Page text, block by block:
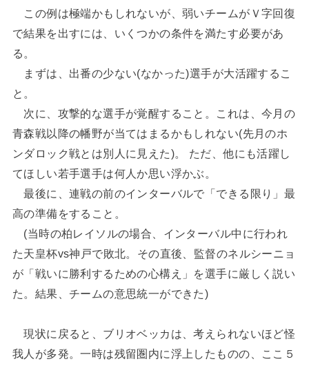
この例は極端かもしれないが、弱いチームがＶ字回復
で結果を出すには、いくつかの条件を満たす必要があ
る。
まずは、出番の少ない(なかった)選手が大活躍するこ
と。
次に、攻撃的な選手が覚醒すること。これは、今月の
青森戦以降の幡野が当てはまるかもしれない(先月のホ
ンダロック戦とは別人に見えた)。 ただ、他にも活躍し
てほしい若手選手は何人か思い浮かぶ。
最後に、連戦の前のインターバルで「できる限り」最
高の準備をすること。
(当時の柏レイソルの場合、インターバル中に行われ
た天皇杯vs神戸で敗北。その直後、監督のネルシーニョ
が「戦いに勝利するための心構え」を選手に厳しく説い
た。結果、チームの意思統一ができた)
現状に戻ると、ブリオベッカは、考えられないほど怪
我人が多発。一時は残留圏内に浮上したものの、ここ５